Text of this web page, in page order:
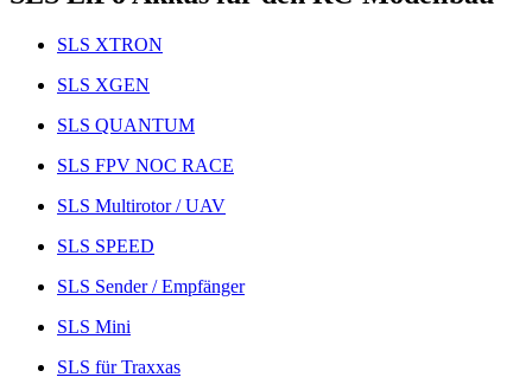
SLS XTRON
SLS XGEN
SLS QUANTUM
SLS FPV NOC RACE
SLS Multirotor / UAV
SLS SPEED
SLS Sender / Empfänger
SLS Mini
SLS für Traxxas